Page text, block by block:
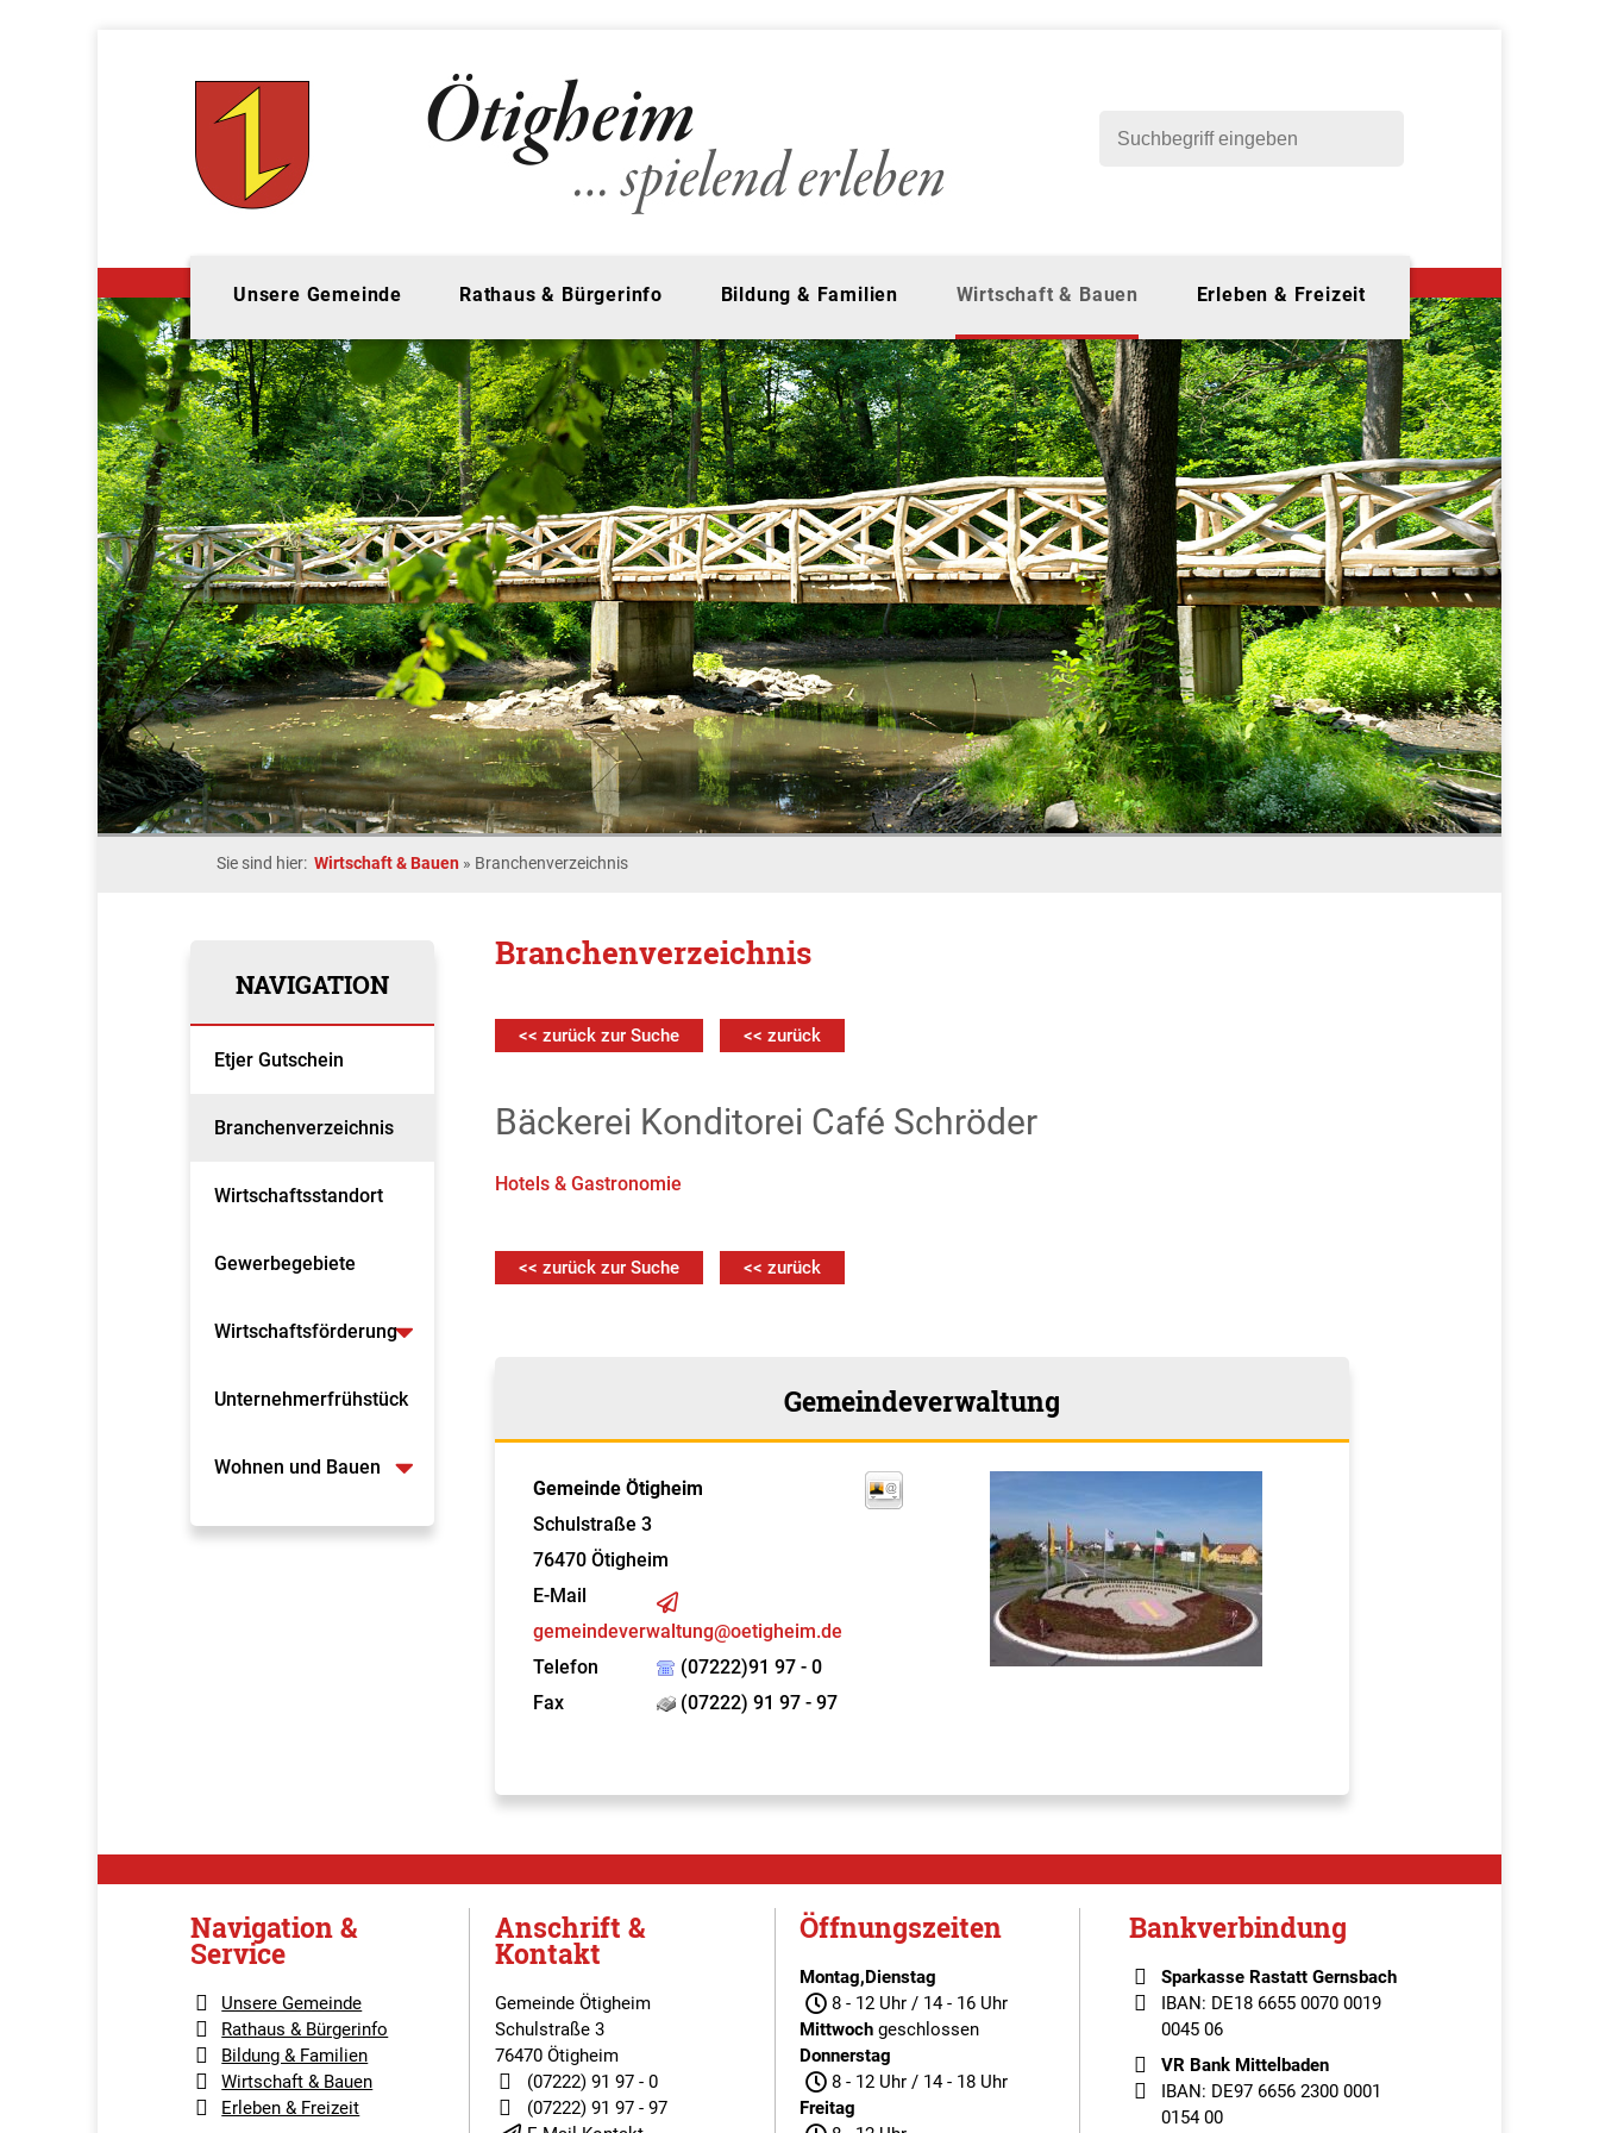
Unsere Gemeinde Rathaus & Bürgerinfo Bildung & Familien Wirtschaft & Bauen Erleben & Freizeit
Sie sind hier: Wirtschaft & Bauen » Branchenverzeichnis
NAVIGATION
Etjer Gutschein
Branchenverzeichnis
Wirtschaftsstandort
Gewerbegebiete
Wirtschaftsförderung
Unternehmerfrühstück
Wohnen und Bauen
Branchenverzeichnis
<< zurück zur Suche << zurück
Bäckerei Konditorei Café Schröder
Hotels & Gastronomie
<< zurück zur Suche << zurück
Gemeindeverwaltung
Gemeinde Ötigheim
Schulstraße 3
76470 Ötigheim
E-Mail
gemeindeverwaltung@oetigheim.de
Telefon
(07222)91 97 - 0
Fax
(07222) 91 97 - 97
Navigation &
Service
Unsere Gemeinde
Rathaus & Bürgerinfo
Bildung & Familien
Wirtschaft & Bauen
Erleben & Freizeit
Anschrift &
Kontakt
Gemeinde Ötigheim
Schulstraße 3
76470 Ötigheim
(07222) 91 97 - 0
(07222) 91 97 - 97
Öffnungszeiten
Montag,Dienstag
8 - 12 Uhr / 14 - 16 Uhr
Mittwoch geschlossen
Donnerstag
8 - 12 Uhr / 14 - 18 Uhr
Freitag
Bankverbindung
Sparkasse Rastatt Gernsbach
IBAN: DE18 6655 0070 0019
0045 06
VR Bank Mittelbaden
IBAN: DE97 6656 2300 0001
0154 00